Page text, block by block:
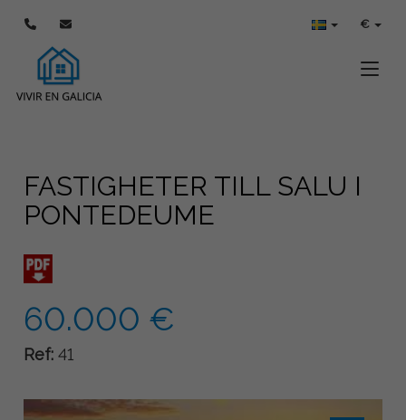
€
FASTIGHETER TILL SALU I
PONTEDEUME
60.000 €
Ref: 41